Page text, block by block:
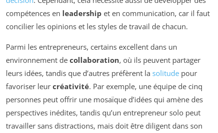
compétences en leadership et en communication, car il faut
concilier les opinions et les styles de travail de chacun.
Parmi les entrepreneurs, certains excellent dans un
environnement de collaboration, où ils peuvent partager
leurs idées, tandis que d’autres préfèrent la solitude pour
favoriser leur créativité. Par exemple, une équipe de cinq
personnes peut offrir une mosaïque d’idées qui amène des
perspectives inédites, tandis qu’un entrepreneur solo peut
travailler sans distractions, mais doit être diligent dans son